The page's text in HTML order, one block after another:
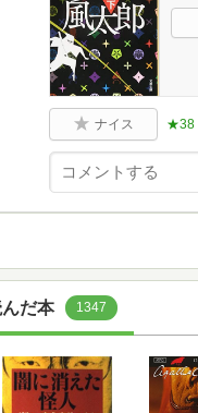
ナイス ★38
だ本 1347